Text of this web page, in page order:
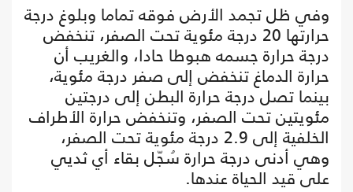
وفي ظل تجمد الأرض فوقه تماما وبلوغ درجة
حرارتها 20 درجة مئوية تحت الصفر، تنخفض
درجة حرارة جسمه هبوطا حادا، والغريب أن
حرارة الدماغ تنخفض إلى صفر درجة مئوية،
بينما تصل درجة حرارة البطن إلى درجتين
مئويتين تحت الصفر، وتنخفض حرارة الأطراف
الخلفية إلى 2.9 درجة مئوية تحت الصفر،
وهي أدنى درجة حرارة سُجّل بقاء أي ثديي
على قيد الحياة عندها.